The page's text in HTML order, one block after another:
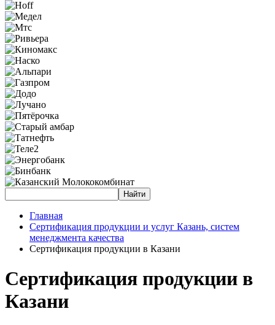
Главная
Сертификация продукции и услуг Казань, систем
менеджмента качества
Сертификация продукции в Казани
Сертификация продукции в
Казани